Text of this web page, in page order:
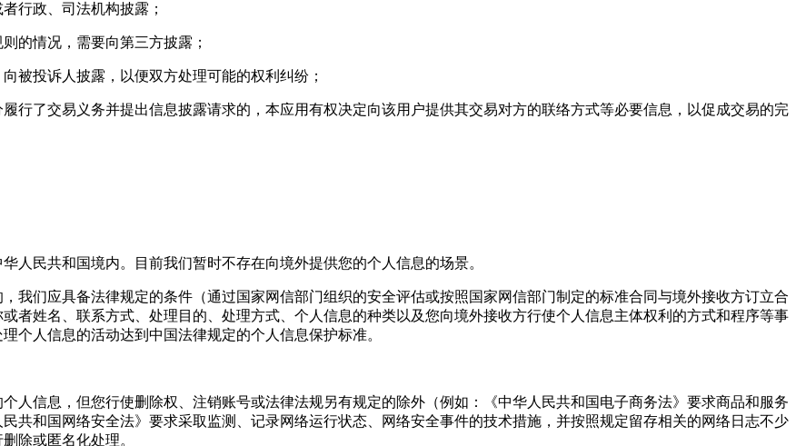
行政、司法机构披露；
的情况，需要向第三方披露；
被投诉人披露，以便双方处理可能的权利纠纷；
行了交易义务并提出信息披露请求的，本应用有权决定向该用户提供其交易对方的联络方式等必要信息，以促成交易的完
人民共和国境内。目前我们暂时不存在向境外提供您的个人信息的场景。
我们应具备法律规定的条件（通过国家网信部门组织的安全评估或按照国家网信部门制定的标准合同与境外接收方订立合
者姓名、联系方式、处理目的、处理方式、个人信息的种类以及您向境外接收方行使个人信息主体权利的方式和程序等事
个人信息的活动达到中国法律规定的个人信息保护标准。
人信息，但您行使删除权、注销账号或法律法规另有规定的除外（例如：《中华人民共和国电子商务法》要求商品和服务
共和国网络安全法》要求采取监测、记录网络运行状态、网络安全事件的技术措施，并按照规定留存相关的网络日志不少
除或匿名化处理。